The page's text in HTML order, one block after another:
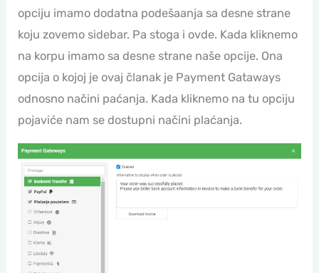
opciju imamo dodatna podešaanja sa desne strane
koju zovemo sidebar. Pa stoga i ovde. Kada kliknemo
na korpu imamo sa desne strane naše opcije. Ona
opcija o kojoj je ovaj članak je Payment Gataways
odnosno načini paćanja. Kada kliknemo na tu opciju
pojaviće nam se dostupni načini plaćanja.